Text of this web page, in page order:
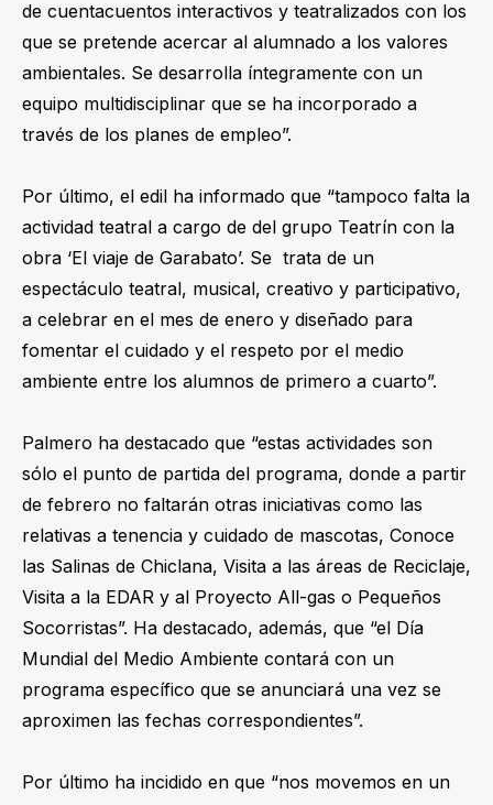
de cuentacuentos interactivos y teatralizados con los
que se pretende acercar al alumnado a los valores
ambientales. Se desarrolla íntegramente con un
equipo multidisciplinar que se ha incorporado a
través de los planes de empleo”.
Por último, el edil ha informado que “tampoco falta la
actividad teatral a cargo de del grupo Teatrín con la
obra ‘El viaje de Garabato’. Se trata de un
espectáculo teatral, musical, creativo y participativo,
a celebrar en el mes de enero y diseñado para
fomentar el cuidado y el respeto por el medio
ambiente entre los alumnos de primero a cuarto”.
Palmero ha destacado que “estas actividades son
sólo el punto de partida del programa, donde a partir
de febrero no faltarán otras iniciativas como las
relativas a tenencia y cuidado de mascotas, Conoce
las Salinas de Chiclana, Visita a las áreas de Reciclaje,
Visita a la EDAR y al Proyecto All-gas o Pequeños
Socorristas”. Ha destacado, además, que “el Día
Mundial del Medio Ambiente contará con un
programa específico que se anunciará una vez se
aproximen las fechas correspondientes”.
Por último ha incidido en que “nos movemos en un